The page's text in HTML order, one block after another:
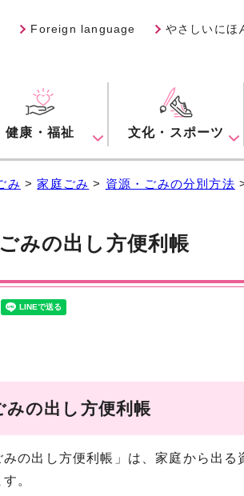
Foreign language やさしいにほ
健康・福祉 文化・スポーツ
み >家庭ごみ > 資源・ごみの分別方法
みの出し方便利帳
みの出し方便利帳
みの出し方便利帳」は、家庭から出
。